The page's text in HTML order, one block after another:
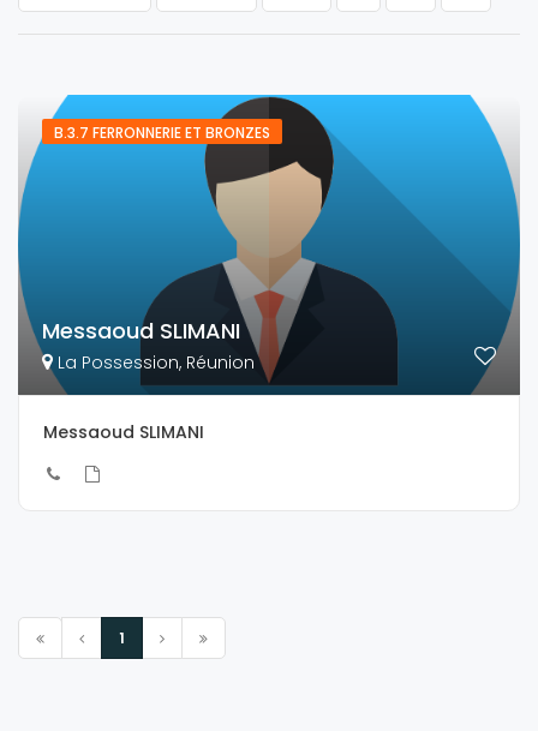
B.3.7 FERRONNERIE ET BRONZES
Messaoud SLIMANI
La Possession, Réunion
Messaoud SLIMANI
1